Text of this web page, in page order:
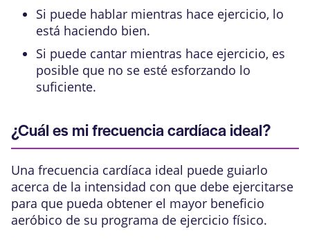
Si puede hablar mientras hace ejercicio, lo
está haciendo bien.
Si puede cantar mientras hace ejercicio, es
posible que no se esté esforzando lo
suficiente.
¿Cuál es mi frecuencia cardíaca ideal?
Una frecuencia cardíaca ideal puede guiarlo
acerca de la intensidad con que debe ejercitarse
para que pueda obtener el mayor beneficio
aeróbico de su programa de ejercicio físico.